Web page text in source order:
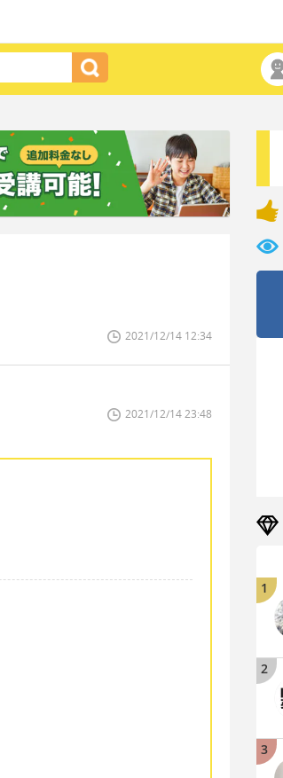
2021/12/14 12:34
2021/12/14 23:48
1
2
3